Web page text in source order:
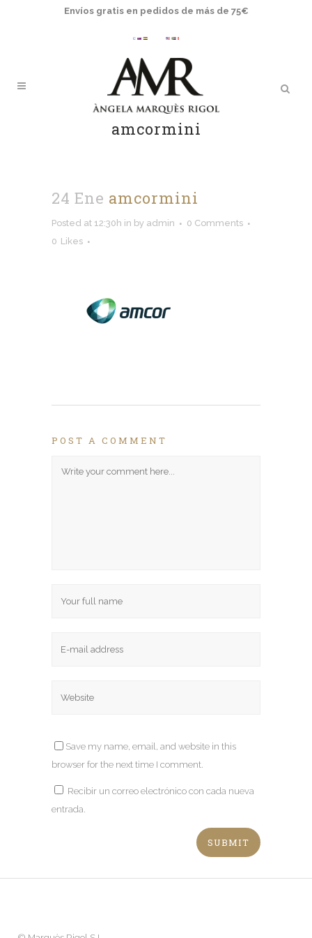
Envíos gratis en pedidos de más de 75€
amcormini
24 Ene amcormini
Posted at 12:30h in by admin
0 Comments
0 Likes
POST A COMMENT
Save my name, email, and website in this
browser for the next time I comment.
Recibir un correo electrónico con cada nueva
entrada.